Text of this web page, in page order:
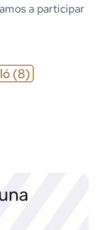
a participar
(8)